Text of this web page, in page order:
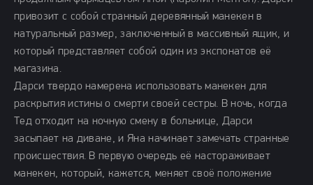
привозит с собой странный деревянный манекен в
натуральный размер, заключенный в массивный ящик, и
который представляет собой один из экспонатов её
магазина.
Дарси твердо намерена использовать манекен для
раскрытия истины о смерти своей сестры. В ночь, когда
Тед отходит на ночную смену в больнице, Дарси
засыпает на диване, и Яна начинает замечать странные
происшествия. В первую очередь её настораживает
манекен, который, кажется, меняет своё положение